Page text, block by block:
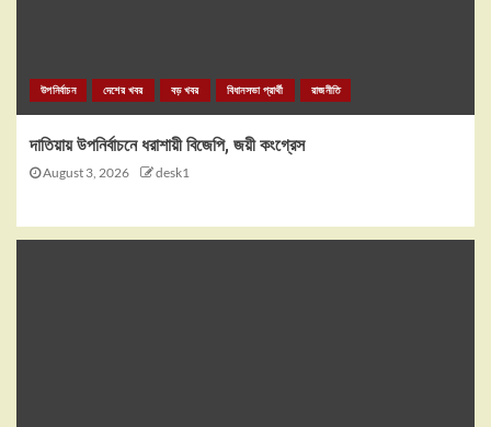
উপনির্বাচন দেশের খবর বড় খবর বিধানসভা প্রার্থী রাজনীতি
দাতিয়ায় উপনির্বাচনে ধরাশায়ী বিজেপি, জয়ী কংগ্রেস
August 3, 2026 desk1